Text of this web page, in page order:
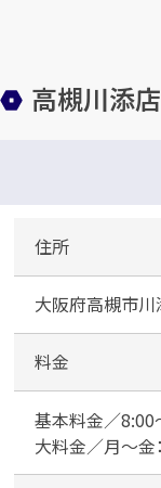
高槻川添
住所
大阪府高槻市
料金
基本料金／8:00
大料金／月～金